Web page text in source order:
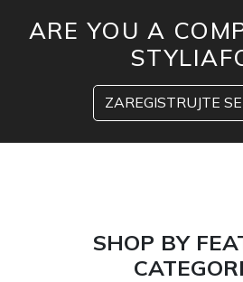
ARE YOU A
ZAREGISTRUJTE
SHOP BY